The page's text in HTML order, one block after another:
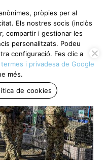
pròpies per al
Els nostres socis (inclòs
compartir i gestionar les
personalitzats. Podeu
configuració. Fes clic a
i privadesa de Google
més.
de cookies